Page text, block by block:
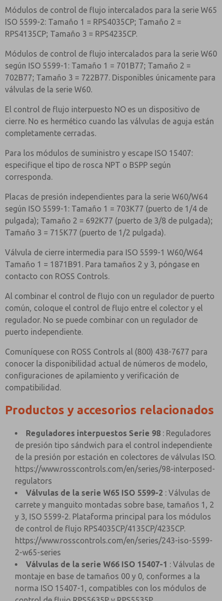
Módulos de control de flujo intercalados para la serie W65
ISO 5599-2: Tamaño 1 = RPS4035CP; Tamaño 2 =
RPS4135CP; Tamaño 3 = RPS4235CP.
Módulos de control de flujo intercalados para la serie W60
según ISO 5599-1: Tamaño 1 = 701B77; Tamaño 2 =
702B77; Tamaño 3 = 722B77. Disponibles únicamente para
válvulas de la serie W60.
El control de flujo interpuesto NO es un dispositivo de
cierre. No es hermético cuando las válvulas de aguja están
completamente cerradas.
Para los módulos de suministro y escape ISO 15407:
especifique el tipo de rosca NPT o BSPP según
corresponda.
Placas de presión independientes para la serie W60/W64
según ISO 5599-1: Tamaño 1 = 703K77 (puerto de 1/4 de
pulgada); Tamaño 2 = 692K77 (puerto de 3/8 de pulgada);
Tamaño 3 = 715K77 (puerto de 1/2 pulgada).
Válvula de cierre intermedia para ISO 5599-1 W60/W64
Tamaño 1 = 1871B91. Para tamaños 2 y 3, póngase en
contacto con ROSS Controls.
Al combinar el control de flujo con un regulador de puerto
común, coloque el control de flujo entre el colector y el
regulador. No se puede combinar con un regulador de
puerto independiente.
Comuníquese con ROSS Controls al (800) 438-7677 para
conocer la disponibilidad actual de números de modelo,
configuraciones de apilamiento y verificación de
compatibilidad.
Productos y accesorios relacionados
Reguladores interpuestos Serie 98 : Reguladores
de presión tipo sándwich para el control independiente
de la presión por estación en colectores de válvulas ISO.
https://www.rosscontrols.com/en/series/98-interposed-
regulators
Válvulas de la serie W65 ISO 5599-2 : Válvulas de
carrete y manguito montadas sobre base, tamaños 1, 2
y 3, ISO 5599-2. Plataforma principal para los módulos
de control de flujo RPS4035CP/4135CP/4235CP.
https://www.rosscontrols.com/en/series/243-iso-5599-
2-w65-series
Válvulas de la serie W66 ISO 15407-1 : Válvulas de
montaje en base de tamaños 00 y 0, conformes a la
norma ISO 15407-1, compatibles con los módulos de